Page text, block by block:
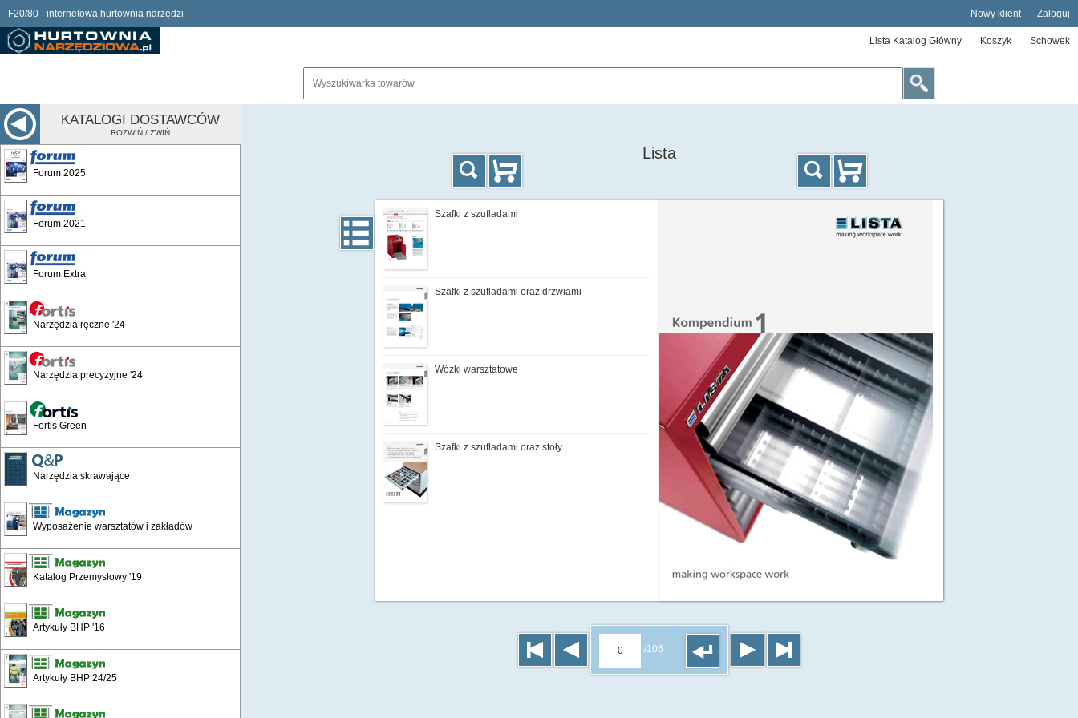
F20/80 - internetowa hurtownia narzędzi Nowy klient Zaloguj
Lista Katalog Główny Koszyk Schowek
KATALOGI DOSTAWCÓW
ROZWIŃ / ZWIŃ
Forum 2025
Forum 2021
Forum Extra
Narzędzia ręczne '24
Narzędzia precyzyjne '24
Fortis Green
Narzędzia skrawające
Wyposażenie warsztatów i zakładów
Katalog Przemysłowy '19
Artykuły BHP '16
Artykuły BHP 24/25
Szafki z szufladami
Szafki z szufladami oraz drzwiami
Wózki warsztatowe
Szafki z szufladami oraz stoły
/106
Lista